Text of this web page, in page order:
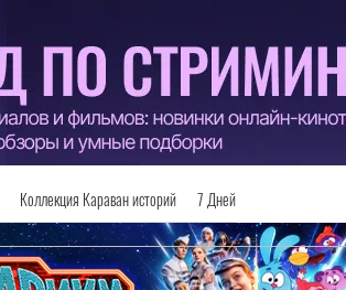
Коллекция Караван историй 7 Дней